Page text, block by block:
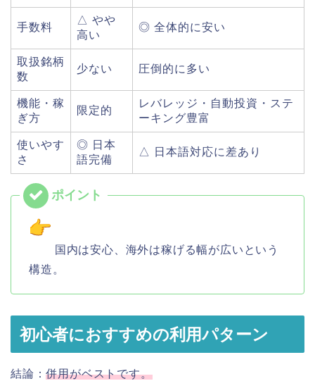
手数料
△ やや
高い
◎ 全体的に安い
取扱銘柄
数
少ない 圧倒的に多い
機能・稼
ぎ方
限定的
レバレッジ・自動投資・ステ
ーキング豊富
使いやす
さ
◎ 日本
語完備
△ 日本語対応に差あり
国内は安心、海外は稼げる幅が広いという
構造。
初心者におすすめの利用パターン
結論：併用がベストです。